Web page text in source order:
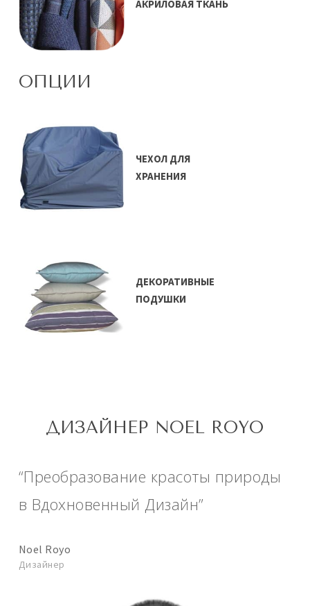
АКРИЛОВАЯ ТКАНЬ
ОПЦИИ
ЧЕХОЛ ДЛЯ
ХРАНЕНИЯ
ДЕКОРАТИВНЫЕ
ПОДУШКИ
ДИЗАЙНЕР NOEL ROYO
“Преобразование красоты природы
в Вдохновенный Дизайн”
Noel Royo
Дизайнер